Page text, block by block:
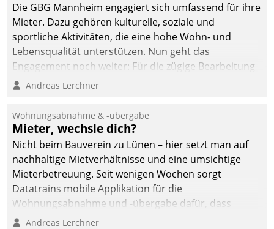
Die GBG Mannheim engagiert sich umfassend für ihre
Mieter. Dazu gehören kulturelle, soziale und
sportliche Aktivitäten, die eine hohe Wohn- und
Lebensqualität unterstützen. Nun geht das
Engagement noch weiter: Für die zügige Bearbeitung
von Beschwerden – oder Lob – richtet das
und Beschwerde-Management einen eigenen Kanal
ein.
Andreas Lerchner
Wohnungsabnahme & -übergabe
Mieter, wechsle dich?
Nicht beim Bauverein zu Lünen – hier setzt man auf
nachhaltige Mietverhältnisse und eine umsichtige
Mieterbetreuung. Seit wenigen Wochen sorgt
Datatrains mobile Applikation für die
Wohnungsabnahme und -übergabe dafür, dass
Mieter wohlgeordnet kommen und, so es sein muss,
Andreas Lerchner